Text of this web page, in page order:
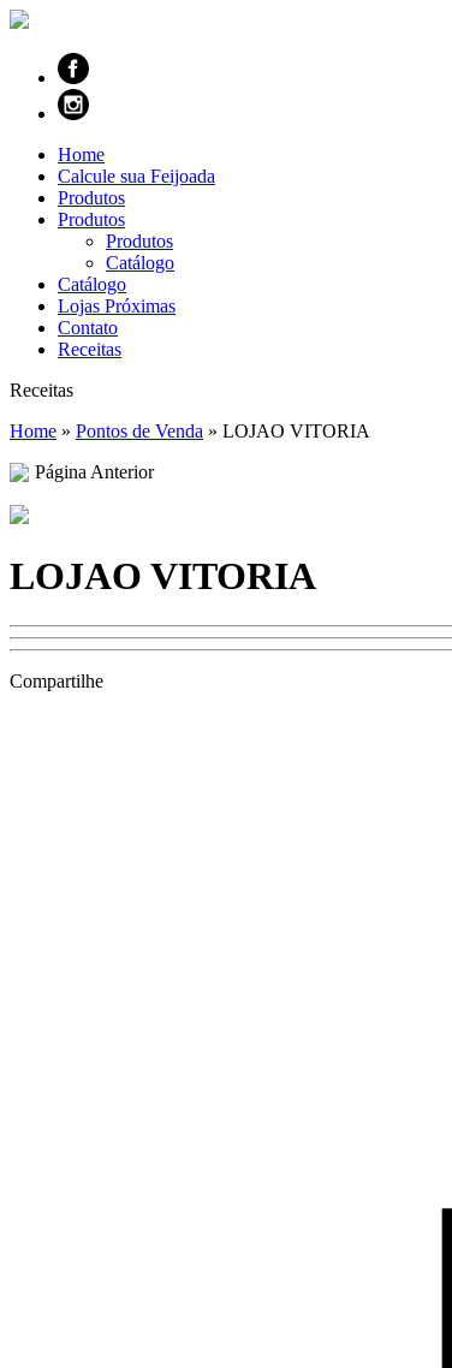
Home
Calcule sua Feijoada
Produtos
Produtos
Produtos
Catálogo
Catálogo
Lojas Próximas
Contato
Receitas
Receitas
Home » Pontos de Venda » LOJAO VITORIA
Página Anterior
LOJAO VITORIA
Compartilhe